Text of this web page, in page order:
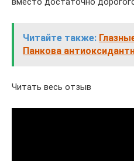
Читайте также:
Панкова
Читать весь отзыв